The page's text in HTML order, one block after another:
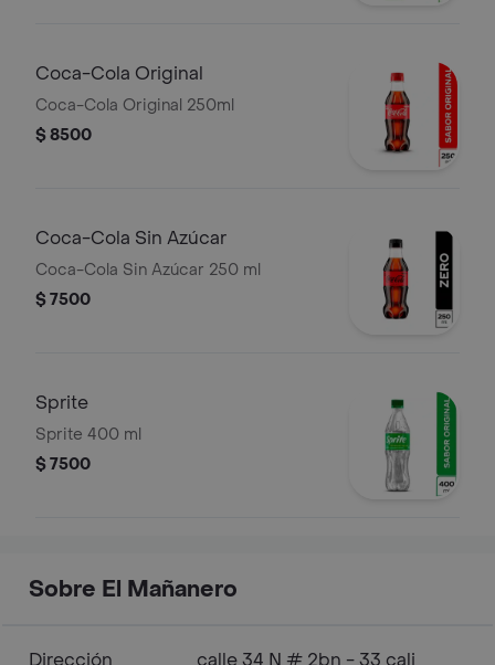
Coca-Cola Original
Coca-Cola Original 250ml
$ 8500
Coca-Cola Sin Azúcar
Coca-Cola Sin Azúcar 250 ml
$ 7500
Sprite
Sprite 400 ml
$ 7500
Sobre El Mañanero
Dirección calle 34 N # 2bn - 33 cali